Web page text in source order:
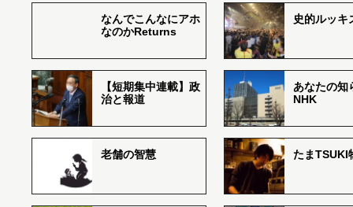
なんでこんなにアホ
なのかReturns
史的ルッキ
【短期集中連載】政
治と報道
あなたの知
NHK
老舗の智慧 たまTSUKI